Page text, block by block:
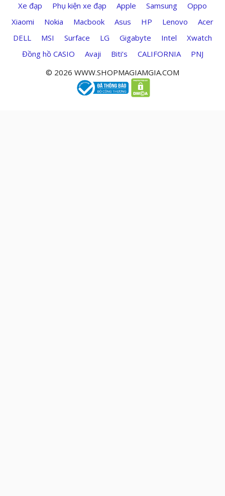
Xe đạp Phụ kiện xe đạp Apple Samsung
Oppo
Xiaomi
Nokia Macbook Asus HP Lenovo
Acer
DELL
MSI Surface LG Gigabyte Intel
Xwatch
Đồng hồ CASIO
Avaji Biti’s CALIFORNIA
PNJ
© 2026 WWW.SHOPMAGIAMGIA.COM